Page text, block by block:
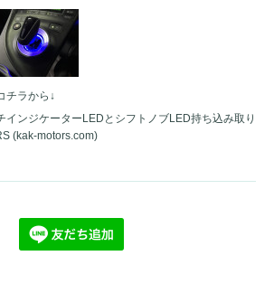
チラから↓
インジケーターLEDとシフトノブLED持ち込み取り
(kak-motors.com)